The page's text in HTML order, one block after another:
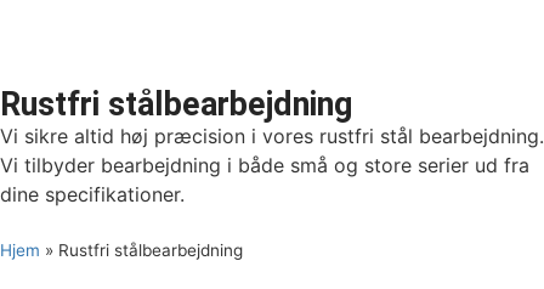
Rustfri stålbearbejdning
Vi sikre altid høj præcision i vores rustfri stål bearbejdning.
Vi tilbyder bearbejdning i både små og store serier ud fra
dine specifikationer.
Hjem » Rustfri stålbearbejdning